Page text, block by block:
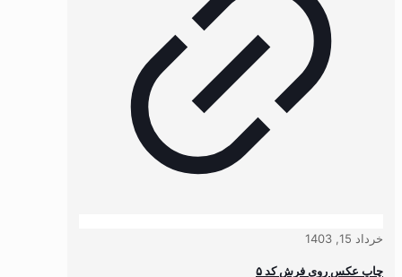
خرداد 15, 1403
چاپ عکس روی فرش کد ۵